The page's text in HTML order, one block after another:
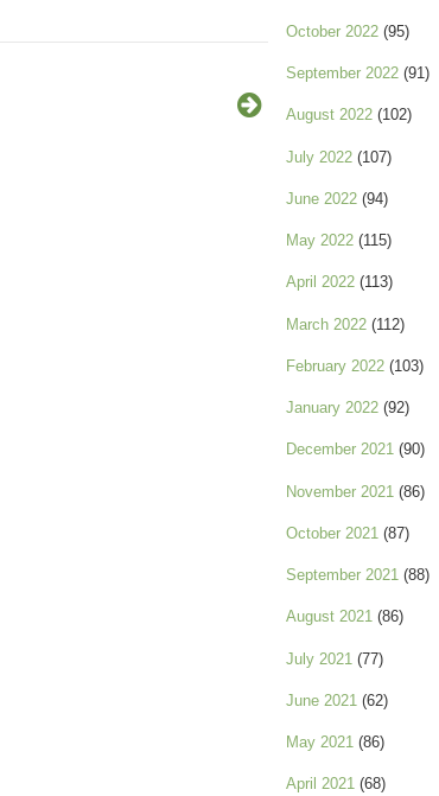
October 2022 (95)
September 2022 (91)
August 2022 (102)
July 2022 (107)
June 2022 (94)
May 2022 (115)
April 2022 (113)
March 2022 (112)
February 2022 (103)
January 2022 (92)
December 2021 (90)
November 2021 (86)
October 2021 (87)
September 2021 (88)
August 2021 (86)
July 2021 (77)
June 2021 (62)
May 2021 (86)
April 2021 (68)